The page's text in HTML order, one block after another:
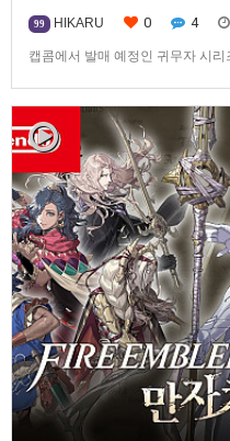
99 HIKARU 0 4
캡콤에서 발매 예정인 귀무자 시